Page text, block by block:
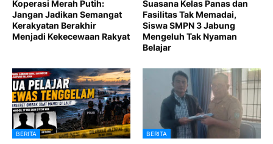
Koperasi Merah Putih:
Jangan Jadikan Semangat
Kerakyatan Berakhir
Menjadi Kekecewaan Rakyat
Suasana Kelas Panas dan
Fasilitas Tak Memadai,
Siswa SMPN 3 Jabung
Mengeluh Tak Nyaman
Belajar
BERITA BERITA